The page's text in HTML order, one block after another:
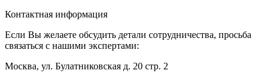
Контактная информация
Если Вы желаете обсудить детали сотрудничества, просьба
связаться с нашими экспертами:
Москва, ул. Булатниковская д. 20 стр. 2